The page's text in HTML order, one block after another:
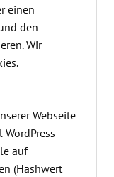
einen
den
Wir
Webseite
auf
(Hashwert